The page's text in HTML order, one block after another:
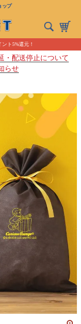
ップ
ト5%還元！
・配送停止について
らせ